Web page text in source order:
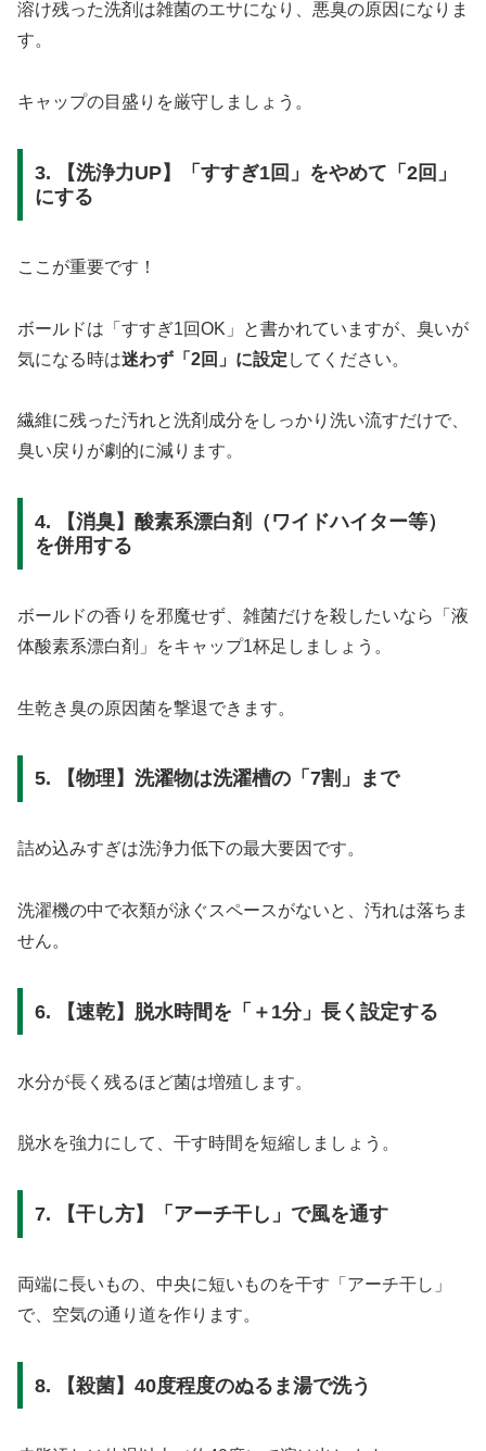
溶け残った洗剤は雑菌のエサになり、悪臭の原因になりま
す。
キャップの目盛りを厳守しましょう。
3. 【洗浄力UP】「すすぎ1回」をやめて「2回」
にする
ここが重要です！
ボールドは「すすぎ1回OK」と書かれていますが、臭いが
気になる時は迷わず「2回」に設定 してください。
繊維に残った汚れと洗剤成分をしっかり洗い流すだけで、
臭い戻りが劇的に減ります。
4. 【消臭】酸素系漂白剤（ワイドハイター等）
を併用する
ボールドの香りを邪魔せず、雑菌だけを殺したいなら「液
体酸素系漂白剤」をキャップ1杯足しましょう。
生乾き臭の原因菌を撃退できます。
5. 【物理】洗濯物は洗濯槽の「7割」まで
詰め込みすぎは洗浄力低下の最大要因です。
洗濯機の中で衣類が泳ぐスペースがないと、汚れは落ちま
せん。
6. 【速乾】脱水時間を「＋1分」長く設定する
水分が長く残るほど菌は増殖します。
脱水を強力にして、干す時間を短縮しましょう。
7. 【干し方】「アーチ干し」で風を通す
両端に長いもの、中央に短いものを干す「アーチ干し」
で、空気の通り道を作ります。
8. 【殺菌】40度程度のぬるま湯で洗う